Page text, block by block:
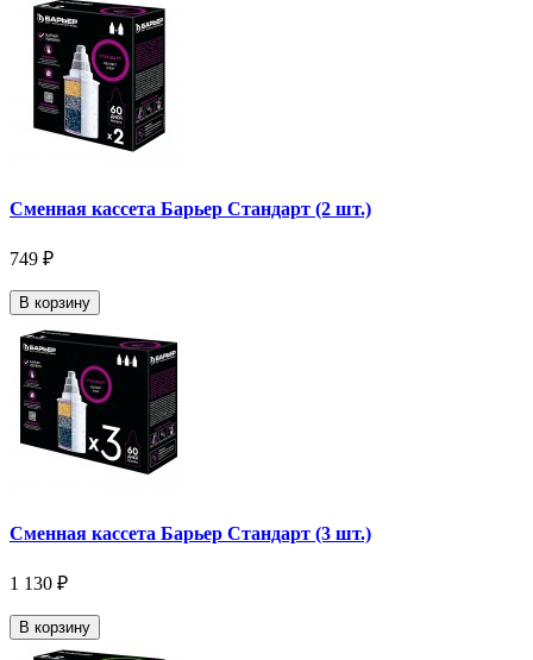
Сменная кассета Барьер Стандарт (2 шт.)
749 ₽
В корзину
Сменная кассета Барьер Стандарт (3 шт.)
1 130 ₽
В корзину